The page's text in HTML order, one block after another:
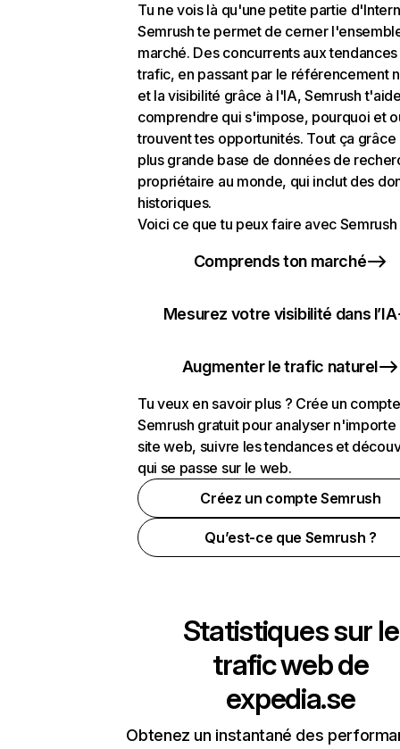
Tu ne vois là qu'une petite partie
Semrush te permet de cerner
marché. Des concurrents aux
trafic, en passant par le référencement
et la visibilité grâce à l'IA, Semrush
comprendre qui s'impose, pourquoi et
trouvent tes opportunités. Tout ça grâce
plus grande base de données de
propriétaire au monde, qui inclut des
historiques.
Voici ce que tu peux faire avec Semrush
Comprends ton marché
Mesurez votre visibilité dans l’IA
Augmenter le trafic naturel
Tu veux en savoir plus ? Crée un compte
Semrush gratuit pour analyser n'importe
site web, suivre les tendances et
qui se passe sur le web.
Créez un compte Semrush
Qu’est-ce que Semrush ?
Statistiques sur le
trafic web de
expedia.se
Obtenez un instantané des